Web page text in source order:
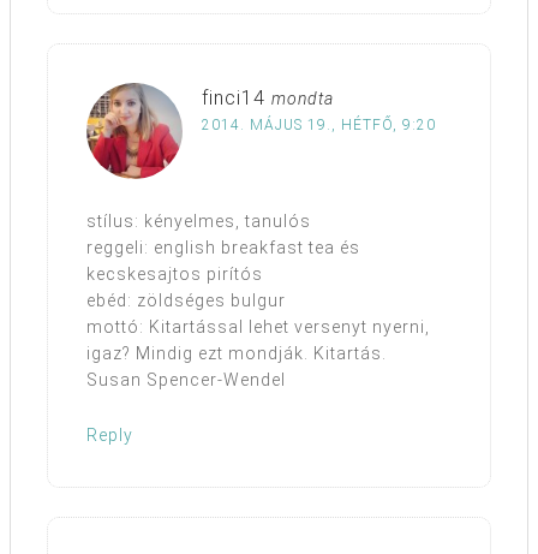
finci14 mondta
2014. MÁJUS 19., HÉTFŐ, 9:20
stílus: kényelmes, tanulós
reggeli: english breakfast tea és
kecskesajtos pirítós
ebéd: zöldséges bulgur
mottó: Kitartással lehet versenyt nyerni,
igaz? Mindig ezt mondják. Kitartás.
Susan Spencer-Wendel
Reply